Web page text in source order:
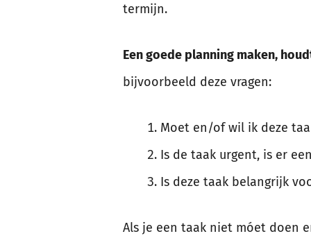
termijn.
Een goede planning maken,
bijvoorbeeld deze vragen:
Moet en/of wil ik deze
Is de taak urgent, is er
Is deze taak belangrijk
Als je een taak niet móet doen